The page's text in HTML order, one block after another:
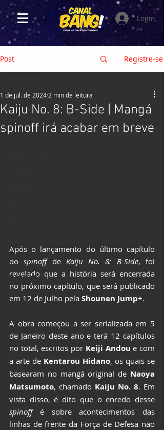
Login
Post Registre-se
HOME
CRÍTICAS
FILMES
CCXP25
ImagineLand
Kaiju No. 8: B-Side | Mangá
spinoff irá acabar em breve
1 de jul. de 2024 2 min de leitura
Após o lançamento do último capítulo
do spinoff de Kaiju No. 8: B-Side, foi
revelado que a história será encerrada
no próximo capítulo, que será publicado
em 12 de Julho pela Shounen Jump+.
A obra começou a ser serializada em 5
de Janeiro deste ano e terá 12 capítulos
no total, escritos por Keiji Andou e com
a arte de Kentarou Hidano, os quais se
basearam no mangá original de Naoya
Matsumoto, chamado Kaiju No. 8. Em
spinoff é sobre acontecimentos das
linhas de frente da Força de Defesa não